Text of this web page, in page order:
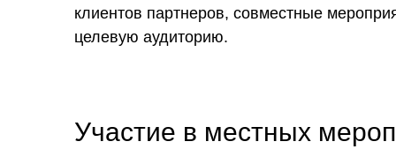
Участие в местных
клиентов партнеров, совместные
целевую аудиторию.